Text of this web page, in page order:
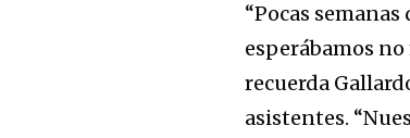
“Pocas
esperábamos
recuerda
asistentes.